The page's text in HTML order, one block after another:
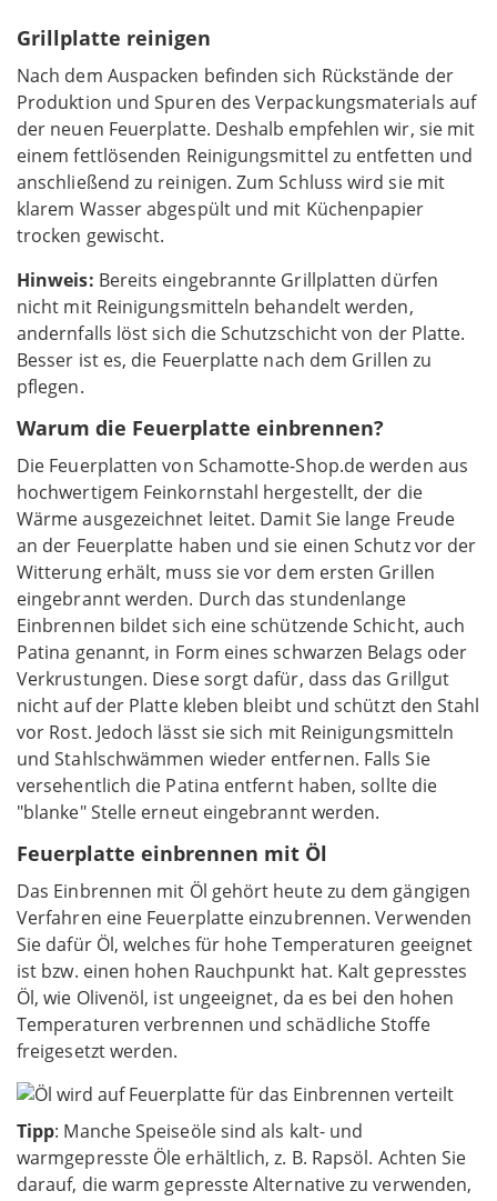
Grillplatte reinigen
Nach dem Auspacken befinden sich Rückstände der
Produktion und Spuren des Verpackungsmaterials auf
der neuen Feuerplatte. Deshalb empfehlen wir, sie mit
einem fettlösenden Reinigungsmittel zu entfetten und
anschließend zu reinigen. Zum Schluss wird sie mit
klarem Wasser abgespült und mit Küchenpapier
trocken gewischt.
Hinweis: Bereits eingebrannte Grillplatten dürfen
nicht mit Reinigungsmitteln behandelt werden,
andernfalls löst sich die Schutzschicht von der Platte.
Besser ist es, die Feuerplatte nach dem Grillen zu
pflegen.
Warum die Feuerplatte einbrennen?
Die Feuerplatten von Schamotte-Shop.de werden aus
hochwertigem Feinkornstahl hergestellt, der die
Wärme ausgezeichnet leitet. Damit Sie lange Freude
an der Feuerplatte haben und sie einen Schutz vor der
Witterung erhält, muss sie vor dem ersten Grillen
eingebrannt werden. Durch das stundenlange
Einbrennen bildet sich eine schützende Schicht, auch
Patina genannt, in Form eines schwarzen Belags oder
Verkrustungen. Diese sorgt dafür, dass das Grillgut
nicht auf der Platte kleben bleibt und schützt den Stahl
vor Rost. Jedoch lässt sie sich mit Reinigungsmitteln
und Stahlschwämmen wieder entfernen. Falls Sie
versehentlich die Patina entfernt haben, sollte die
"blanke" Stelle erneut eingebrannt werden.
Feuerplatte einbrennen mit Öl
Das Einbrennen mit Öl gehört heute zu dem gängigen
Verfahren eine Feuerplatte einzubrennen. Verwenden
Sie dafür Öl, welches für hohe Temperaturen geeignet
ist bzw. einen hohen Rauchpunkt hat. Kalt gepresstes
Öl, wie Olivenöl, ist ungeeignet, da es bei den hohen
Temperaturen verbrennen und schädliche Stoffe
freigesetzt werden.
Tipp: Manche Speiseöle sind als kalt- und
warmgepresste Öle erhältlich, z. B. Rapsöl. Achten Sie
darauf, die warm gepresste Alternative zu verwenden,